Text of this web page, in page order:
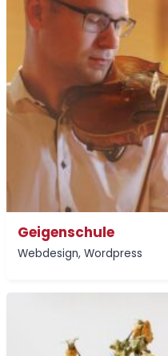
Geigenschule
Webdesign, Wordpress